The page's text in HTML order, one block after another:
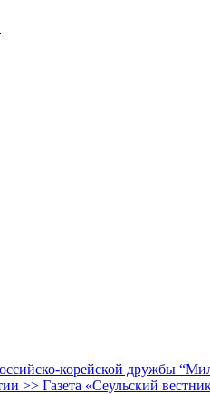
корейской дружбы
>> Газета «Сеульский